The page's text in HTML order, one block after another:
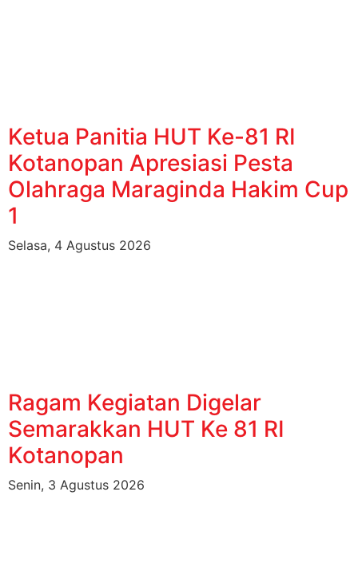
Ketua Panitia HUT Ke-81 RI
Kotanopan Apresiasi Pesta
Olahraga Maraginda Hakim Cup
1
Selasa, 4 Agustus 2026
Ragam Kegiatan Digelar
Semarakkan HUT Ke 81 RI
Kotanopan
Senin, 3 Agustus 2026